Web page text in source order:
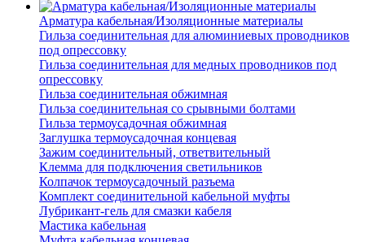
Арматура кабельная/Изоляционные материалы
Гильза соединительная для алюминиевых проводников
под опрессовку
Гильза соединительная для медных проводников под
опрессовку
Гильза соединительная обжимная
Гильза соединительная со срывными болтами
Гильза термоусадочная обжимная
Заглушка термоусадочная концевая
Зажим соединительный, ответвительный
Клемма для подключения светильников
Колпачок термоусадочный разъема
Комплект соединительной кабельной муфты
Лубрикант-гель для смазки кабеля
Мастика кабельная